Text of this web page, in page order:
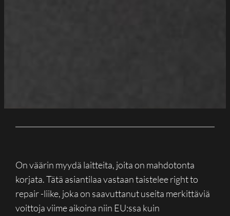
On väärin myydä laitteita, joita on mahdotonta
korjata. Tätä asiantilaa vastaan taistelee right to
repair -liike, joka on saavuttanut useita merkittäviä
voittoja viime aikoina niin EU:ssa kuin